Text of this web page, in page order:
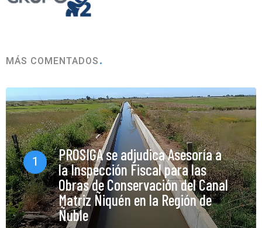
MÁS COMENTADOS
1
PROSIGA se adjudica Asesoría a
la Inspección Fiscal para las
Obras de Conservación del Canal
Matriz Ñiquén en la Región de
Ñuble